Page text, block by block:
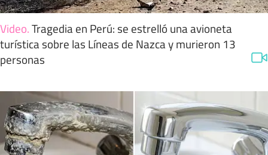
Video.Tragedia en Perú: se estrelló una avioneta
turística sobre las Líneas de Nazca y murieron 13
personas